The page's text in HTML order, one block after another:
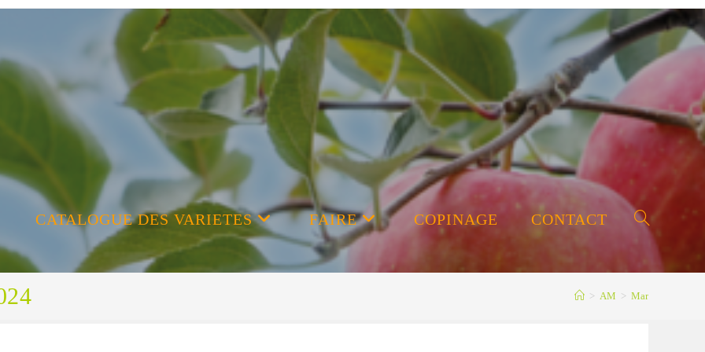
CATALOGUE DES VARIETES FAIRE COPINAGE CONTACT Toggle
> AM > Mar